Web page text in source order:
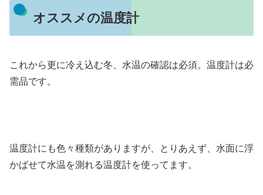
オススメの温度計
これから更に冷え込む冬、水温の確認は必須。温度計は必
需品です。
温度計にも色々種類がありますが、とりあえず、水面に浮
かばせて水温を測れる温度計を使ってます。